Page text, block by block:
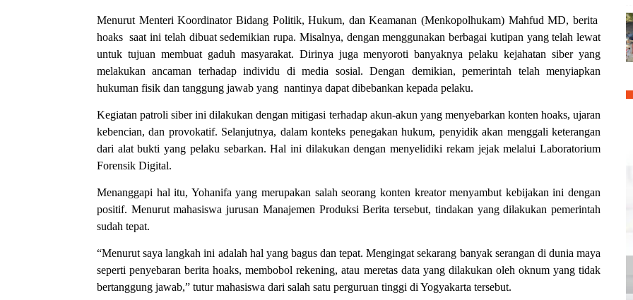
Menurut Menteri Koordinator Bidang Politik, Hukum, dan Keamanan (Menkopolhukam) Mahfud MD, berita
hoaks saat ini telah dibuat sedemikian rupa. Misalnya, dengan menggunakan berbagai kutipan yang telah lewat
untuk tujuan membuat gaduh masyarakat. Dirinya juga menyoroti banyaknya pelaku kejahatan siber yang
melakukan ancaman terhadap individu di media sosial. Dengan demikian, pemerintah telah menyiapkan
hukuman fisik dan tanggung jawab yang nantinya dapat dibebankan kepada pelaku.
Kegiatan patroli siber ini dilakukan dengan mitigasi terhadap akun-akun yang menyebarkan konten hoaks, ujaran
kebencian, dan provokatif. Selanjutnya, dalam konteks penegakan hukum, penyidik akan menggali keterangan
dari alat bukti yang pelaku sebarkan. Hal ini dilakukan dengan menyelidiki rekam jejak melalui Laboratorium
Forensik Digital.
Menanggapi hal itu, Yohanifa yang merupakan salah seorang konten kreator menyambut kebijakan ini dengan
positif. Menurut mahasiswa jurusan Manajemen Produksi Berita tersebut, tindakan yang dilakukan pemerintah
sudah tepat.
“Menurut saya langkah ini adalah hal yang bagus dan tepat. Mengingat sekarang banyak serangan di dunia maya
seperti penyebaran berita hoaks, membobol rekening, atau meretas data yang dilakukan oleh oknum yang tidak
bertanggung jawab,” tutur mahasiswa dari salah satu perguruan tinggi di Yogyakarta tersebut.